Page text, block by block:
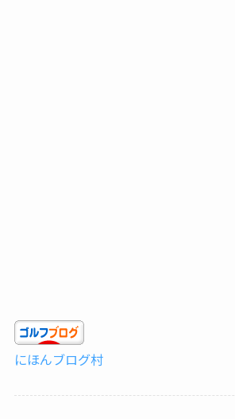
にほんブログ村